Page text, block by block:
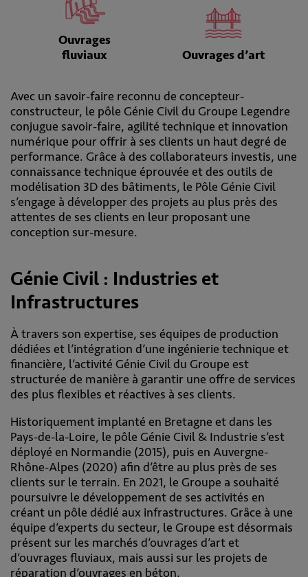
Ouvrages
fluviaux
Ouvrages d’art
Avec un savoir-faire reconnu de concepteur-
constructeur, le pôle Génie Civil du Groupe Legendre
conjugue savoir-faire, agilité technique et innovation
numérique pour offrir à ses clients un haut degré de
performance. Grâce à des collaborateurs investis, une
connaissance technique éprouvée et des outils de
modélisation 3D des bâtiments, le Pôle Génie Civil
s’engage à développer des projets au plus près des
attentes de ses clients en leur proposant une
conception sur-mesure.
Génie Civil : Industries et
Infrastructures
À travers son expertise, ses équipes de production
dédiées et l’intégration d’une ingénierie technique et
financière, l’activité Génie Civil du Groupe est
structurée de manière à garantir une offre de services
des plus flexibles et réactives à ses clients.
Historiquement implanté en Bretagne et dans les
Pays-de-la-Loire, le pôle Génie Civil & Industrie s’est
déployé en Normandie (2015), puis en Auvergne-
Rhône-Alpes (2020) afin d’être au plus près de ses
clients sur le terrain. En 2021, le Groupe a souhaité
poursuivre le développement de ses activités en
créant un pôle dédié aux infrastructures. Grâce à une
équipe d’experts du secteur, le Groupe est désormais
présent sur les marchés d’ouvrages d’art et
d’ouvrages fluviaux, mais aussi sur les projets de
réparation d’ouvrages en béton.